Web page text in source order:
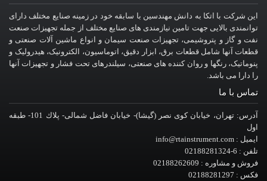
این شرکت با اتکا به دانش مهندسین با سابقه خود در زمینه صنایع مختلف دارای
توانمندی بالایی جهت تامین نیازمندی های صنایع مختلف از جمله تجهیزات صنعت
نفت و گاز و پتروشیمی، تجهیزات صنعت سیمان و انواع ماشین آلات صنعتی و
قطعات آنها شامل قطعات برق، ابزار دقیق، اتوماسیون، الکترونیک، هیدرولیک و
پنوماتیک، رنگها و روان کننده های صنعتی، سیلندرهای تحت فشار و تجهیزات آنها
را دارا می باشد.
تماس با ما
آدرس: تهران، خيابان کوی نصر (گیشا)- خيابان فاضل شمالی- پلاك 101- طبقه
اول
ایمیل : info@rtainstrument.com
تلفن : 6-02188281324
فروش و مشاوره : 02188262609
فکس : 02188281297